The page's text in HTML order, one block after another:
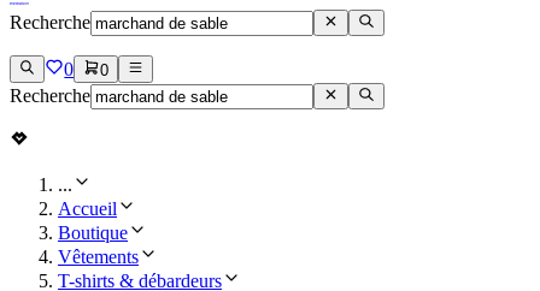
Recherche
0 0
Recherche
...
Accueil
Boutique
Vêtements
T-shirts & débardeurs